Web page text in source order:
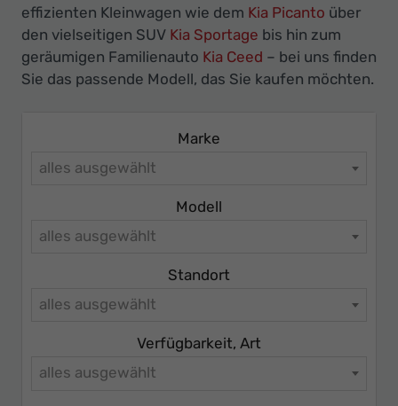
effizienten Kleinwagen wie dem Kia Picanto über
den vielseitigen SUV Kia Sportage bis hin zum
geräumigen Familienauto Kia Ceed – bei uns finden
Sie das passende Modell, das Sie kaufen möchten.
Marke
alles ausgewählt
Modell
alles ausgewählt
Standort
alles ausgewählt
Verfügbarkeit, Art
alles ausgewählt